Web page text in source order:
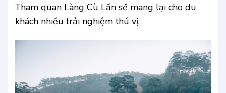
Tham quan Làng Cù Lần sẽ mang lại cho du
khách nhiều trải nghiệm thú vị.